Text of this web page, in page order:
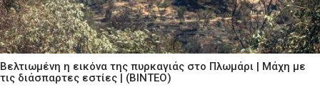
Βελτιωμένη η εικόνα της πυρκαγιάς στο Πλωμάρι | Μάχη με
τις διάσπαρτες εστίες | (ΒΙΝΤΕΟ)